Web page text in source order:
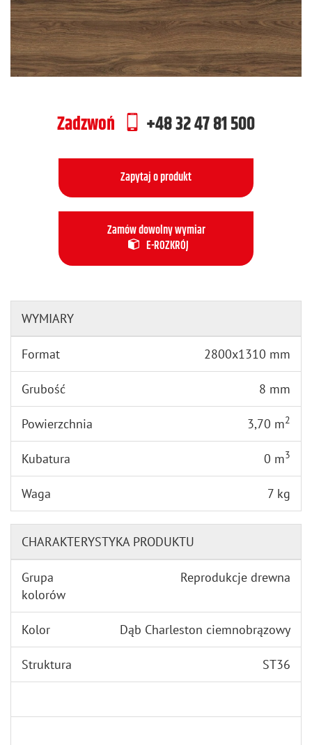
Zadzwoń +48 32 47 81 500
Zapytaj o produkt
Zamów dowolny wymiar
E-ROZKRÓJ
WYMIARY
Format 2800x1310 mm
Grubość 8 mm
Powierzchnia 3,70 m2
Kubatura 0 m3
Waga 7 kg
CHARAKTERYSTYKA PRODUKTU
Grupa
kolorów
Reprodukcje drewna
Kolor Dąb Charleston ciemnobrązowy
Struktura ST36